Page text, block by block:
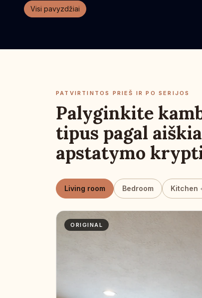
Visi pavyzdžiai
PATVIRTINTOS PRIEŠ IR PO SERIJOS
Palyginkite
tipus pagal
apstatymo
Living room Bedroom Kitchen
ORIGINAL